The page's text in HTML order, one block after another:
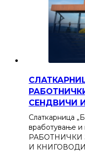
СЕНДВИЧИ
Слаткарница
вработување и
РАБОТНИЧКИ
И